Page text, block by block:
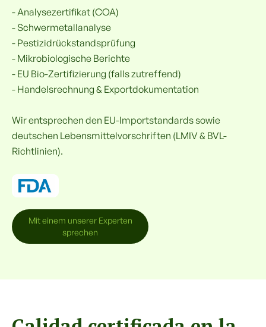
- Analysezertifikat (COA)
- Schwermetallanalyse
- Pestizidrückstandsprüfung
- Mikrobiologische Berichte
- EU Bio-Zertifizierung (falls zutreffend)
- Handelsrechnung & Exportdokumentation
Wir entsprechen den EU-Importstandards sowie
deutschen Lebensmittelvorschriften (LMIV & BVL-
Richtlinien).
Mit einem unserer Experten
sprechen